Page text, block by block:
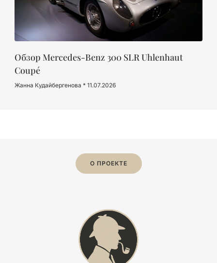
Обзор Mercedes-Benz 300 SLR Uhlenhaut
Coupé
Жанна Кудайбергенова 11.07.2026
О ПРОЕКТЕ